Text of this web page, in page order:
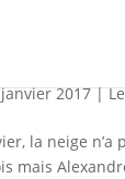
2017|
la neige n’a
mais